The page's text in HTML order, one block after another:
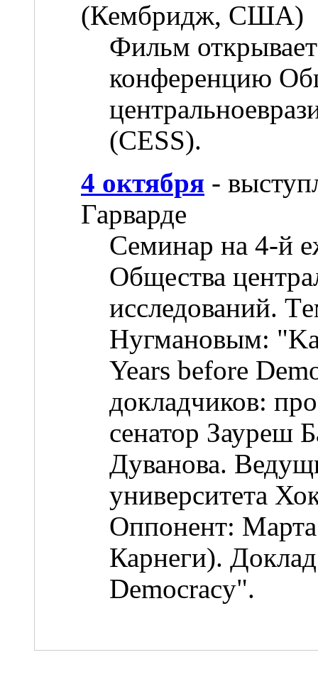
(Кембридж, США)
Фильм
конференцию
(CESS).
4 октября -
Гарварде
Семинар на 4-й
Общества
исследований.
Нугмановым:
Years before
докладчиков:
сенатор Зауреш
Дуванова.
университета
Оппонент:
Карнеги).
Democracy".